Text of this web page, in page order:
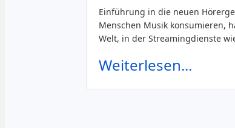
Einführung in die neuen
Menschen Musik konsumieren,
Welt, in der Streamingdienste
Weiterlesen...